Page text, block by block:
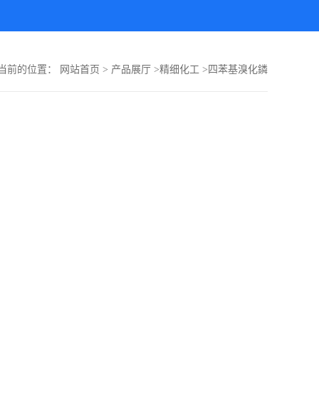
前的位置： 网站首页 > 产品展厅 >精细化工 > 四苯基溴化鏻